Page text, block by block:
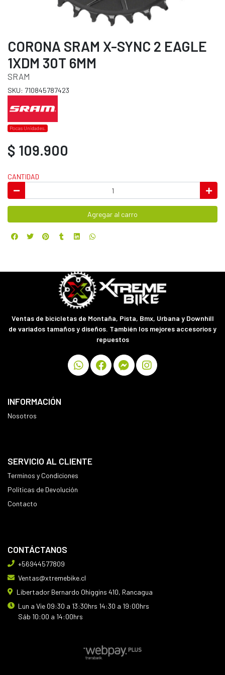
CORONA SRAM X-SYNC 2 EAGLE
1XDM 30T 6MM
SRAM
SKU: 710845787423
Pocas Unidades.
$ 109.900
CANTIDAD
Agregar al carro
Ventas de bicicletas de Montaña, Pista, Bmx, Urbana y Downhill
de variados tamaños y diseños. También los mejores accesorios y
repuestos
INFORMACIÓN
Nosotros
SERVICIO AL CLIENTE
Terminos y Condiciones
Políticas de Devolución
Contacto
CONTÁCTANOS
+56944577809
Ventas@xtremebike.cl
Libertador Bernardo Ohiggins 410, Rancagua
Lun a Vie 09:30 a 13:30hrs 14:30 a 19:00hrs
Sáb 10:00 a 14:00hrs